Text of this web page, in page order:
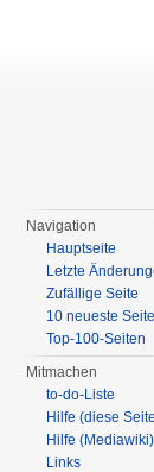
Navigation
Hauptseite
Letzte
Zufällige Seite
10 neueste
Top-100-Seiten
Mitmachen
to-do-Liste
Hilfe (diese
Hilfe (Mediawiki)
Links